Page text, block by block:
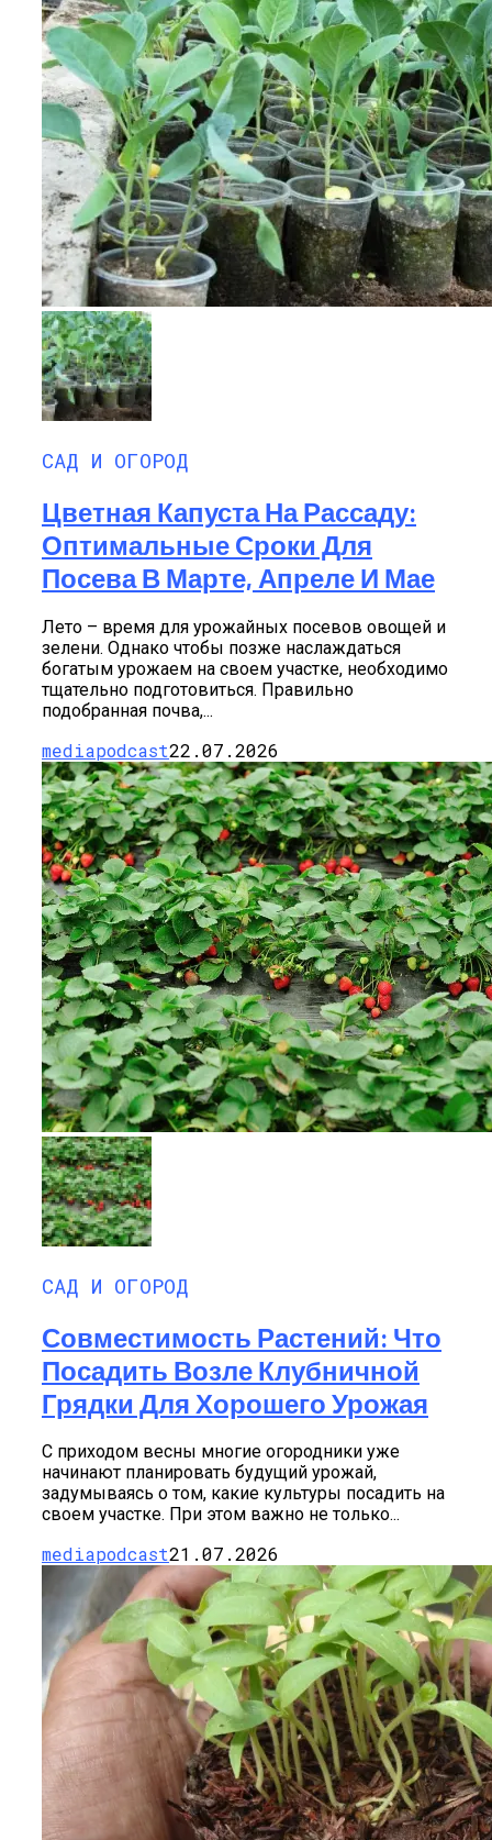
САД И ОГОРОД
Цветная Капуста На Рассаду:
Оптимальные Сроки Для
Посева В Марте, Апреле И Мае
Лето – время для урожайных посевов овощей и
зелени. Однако чтобы позже наслаждаться
богатым урожаем на своем участке, необходимо
тщательно подготовиться. Правильно
подобранная почва,...
mediapodcast22.07.2026
САД И ОГОРОД
Совместимость Растений: Что
Посадить Возле Клубничной
Грядки Для Хорошего Урожая
С приходом весны многие огородники уже
начинают планировать будущий урожай,
задумываясь о том, какие культуры посадить на
своем участке. При этом важно не только...
mediapodcast21.07.2026